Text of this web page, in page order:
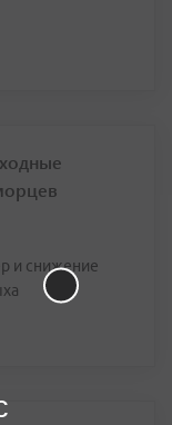
и снижение